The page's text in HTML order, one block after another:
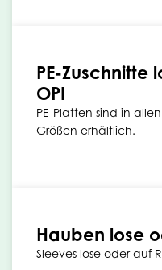
PE-Zuschnitte
OPI
PE-Platten sind in
Größen erhältlich.
Hauben lose
Sleeves lose oder auf